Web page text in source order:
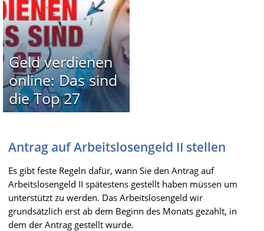
Geld verdienen
online: Das sind
die Top 27
Antrag auf Arbeitslosengeld II stellen
Es gibt feste Regeln dafür, wann Sie den Antrag auf
Arbeitslosengeld II spätestens gestellt haben müssen um
unterstützt zu werden. Das Arbeitslosengeld wir
grundsätzlich erst ab dem Beginn des Monats gezahlt, in
dem der Antrag gestellt wurde.